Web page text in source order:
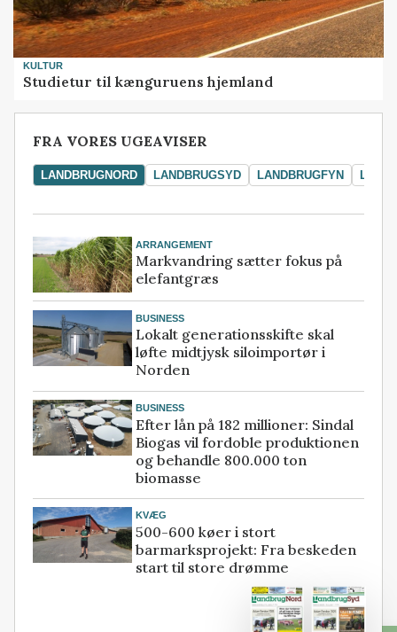
KULTUR
Studietur til kænguruens hjemland
FRA VORES UGEAVISER
LANDBRUGNORD LANDBRUGSYD LANDBRUGFYN
ARRANGEMENT
Markvandring sætter fokus på
elefantgræs
BUSINESS
Lokalt generationsskifte skal
løfte midtjysk siloimportør i
Norden
BUSINESS
Efter lån på 182 millioner: Sindal
Biogas vil fordoble produktionen
og behandle 800.000 ton
biomasse
KVÆG
500-600 køer i stort
barmarksprojekt: Fra beskeden
start til store drømme